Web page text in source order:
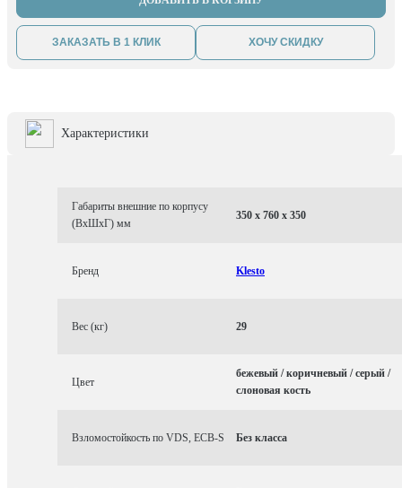
ЗАКАЗАТЬ В 1 КЛИК ХОЧУ СКИДКУ
Характеристики
Габариты внешние по корпусу
(ВхШхГ) мм
350 x 760 x 350
Бренд Klesto
Вес (кг) 29
Цвет
бежевый / коричневый / серый /
слоновая кость
Взломостойкость по VDS, ECB-S Без класса